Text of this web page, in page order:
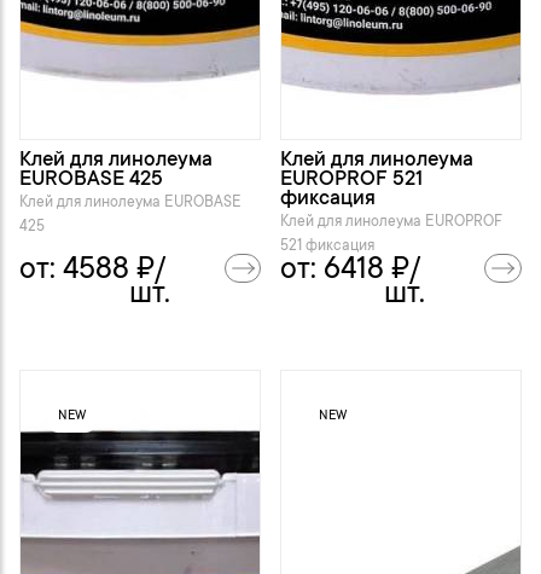
Клей для линолеума
EUROBASE 425
Клей для линолеума EUROBASE
425
от: 4588 ₽/
шт.
Клей для линолеума
EUROPROF 521
фиксация
Клей для линолеума EUROPROF
521 фиксация
от: 6418 ₽/
шт.
NEW NEW